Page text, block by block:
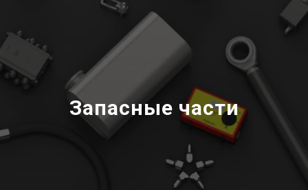
Запасные части